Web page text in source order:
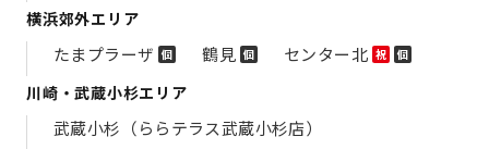
横浜郊外エリア
たまプラーザ 個 鶴見 個 センター北 祝 個
川崎・武蔵小杉エリア
武蔵小杉（ららテラス武蔵小杉店）